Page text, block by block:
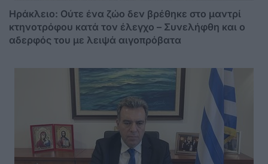
Ηράκλειο: Ούτε ένα ζώο δεν βρέθηκε στο μαντρί
κτηνοτρόφου κατά τον έλεγχο – Συνελήφθη και ο
αδερφός του με λειψά αιγοπρόβατα